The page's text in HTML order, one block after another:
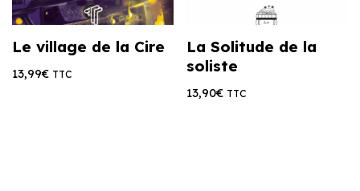
Le village de la Cire
13,99€ TTC
La Solitude de la
soliste
13,90€ TTC